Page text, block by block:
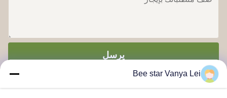
يرسل
Bee star Vanya Lei